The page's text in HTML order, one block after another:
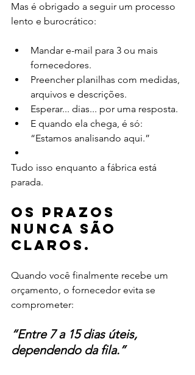
Mas é obrigado a seguir um processo
lento e burocrático:
Mandar e-mail para 3 ou mais
fornecedores.
Preencher planilhas com medidas,
arquivos e descrições.
Esperar... dias... por uma resposta.
E quando ela chega, é só:
“Estamos analisando aqui.”
Tudo isso enquanto a fábrica está
parada.
Os prazos
nunca são
claros.
Quando você finalmente recebe um
orçamento, o fornecedor evita se
comprometer:
“Entre 7 a 15 dias úteis,
dependendo da fila.”